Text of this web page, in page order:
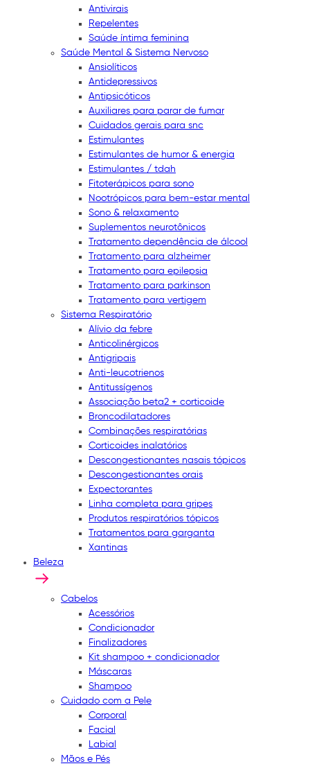
Antivirais
Repelentes
Saúde íntima feminina
Saúde Mental & Sistema Nervoso
Ansiolíticos
Antidepressivos
Antipsicóticos
Auxiliares para parar de fumar
Cuidados gerais para snc
Estimulantes
Estimulantes de humor & energia
Estimulantes / tdah
Fitoterápicos para sono
Nootrópicos para bem-estar mental
Sono & relaxamento
Suplementos neurotônicos
Tratamento dependência de álcool
Tratamento para alzheimer
Tratamento para epilepsia
Tratamento para parkinson
Tratamento para vertigem
Sistema Respiratório
Alívio da febre
Anticolinérgicos
Antigripais
Anti-leucotrienos
Antitussígenos
Associação beta2 + corticoide
Broncodilatadores
Combinações respiratórias
Corticoides inalatórios
Descongestionantes nasais tópicos
Descongestionantes orais
Expectorantes
Linha completa para gripes
Produtos respiratórios tópicos
Tratamentos para garganta
Xantinas
Beleza
Cabelos
Acessórios
Condicionador
Finalizadores
Kit shampoo + condicionador
Máscaras
Shampoo
Cuidado com a Pele
Corporal
Facial
Labial
Mãos e Pés